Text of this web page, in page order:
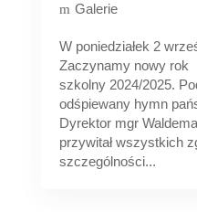
Galerie
W poniedziałek 2
Zaczynamy nowy rok
szkolny 2024/2025.
odśpiewany hymn
Dyrektor mgr
przywitał wszystkich
szczególności...